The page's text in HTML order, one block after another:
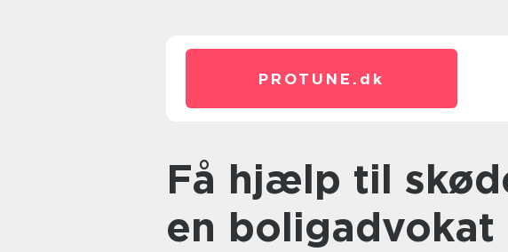
PROTUNE. dk
Få hjælp til skødeskrivning af
en boligadvokat